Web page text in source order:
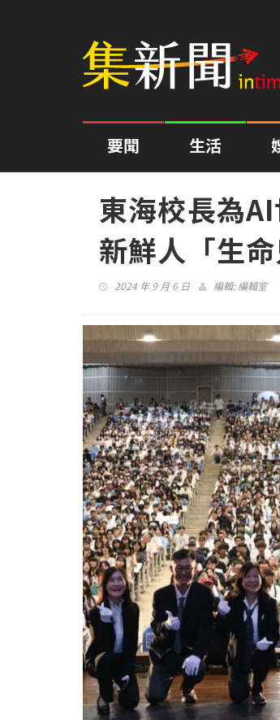
要聞 生活
東海校長為
新鮮人「生命
2024 年 9 月 6 日 編輯:編輯室